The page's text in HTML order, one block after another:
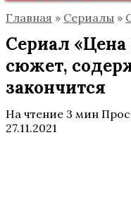
Главная » Сериалы »
Сериал «Цена
сюжет,
закончится
На чтение 3 мин
27.11.2021